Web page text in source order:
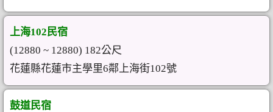
上海102民宿
(12880 ~ 12880) 182公尺
花蓮縣花蓮市主學里6鄰上海街102號
鼓道民宿